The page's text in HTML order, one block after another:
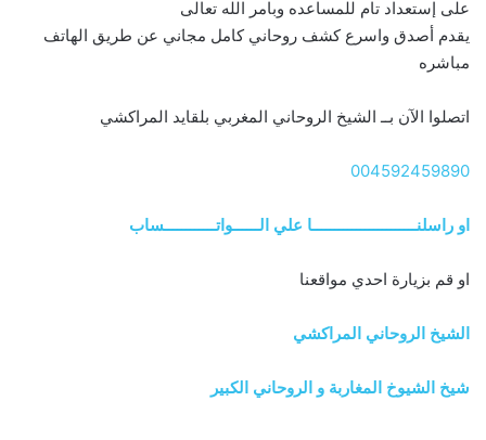
على إستعداد تام للمساعده وبامر الله تعالى
يقدم أصدق واسرع كشف روحاني كامل مجاني عن طريق الهاتف
مباشره
اتصلوا الآن بــ الشيخ الروحاني المغربي بلقايد المراكشي
004592459890
او راسلنــــــــــــــــــــــــا علي الــــــواتــــــــــــساب
او قم بزيارة احدي مواقعنا
الشيخ الروحاني المراكشي
شيخ الشيوخ المغاربة و الروحاني الكبير